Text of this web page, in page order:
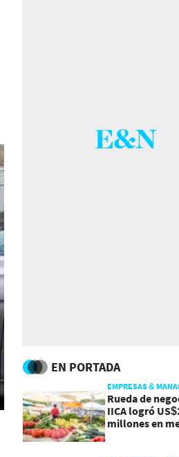
EN PORTADA
EMPRESAS &
Rueda de
IICA logró
millones en